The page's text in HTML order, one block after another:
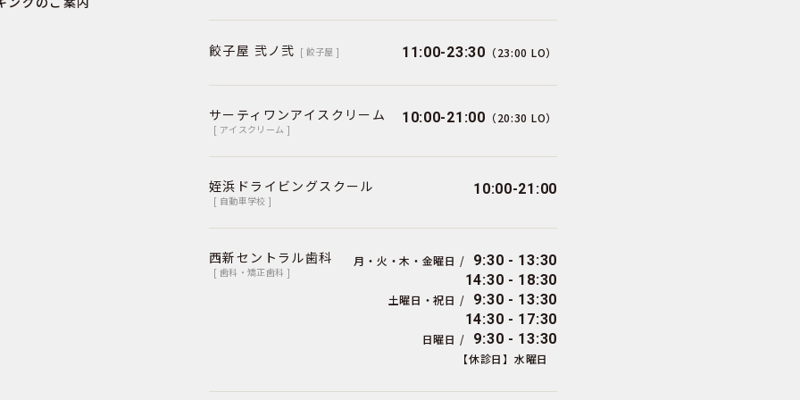
餃子屋 弐ノ弐 [ 餃子屋 ] 11:00-23:30 （23:00 LO）
サーティワンアイスクリーム
[ アイスクリーム ]
10:00-21:00 （20:30 LO）
姪浜ドライビングスクール
[ 自動車学校 ]
10:00-21:00
西新セントラル歯科
[ 歯科・矯正歯科 ]
月・火・木・金曜日 /
9:30 - 13:30
14:30 - 18:30
土曜日・祝日 /
9:30 - 13:30
14:30 - 17:30
日曜日 / 9:30 - 13:30
【休診日】水曜日